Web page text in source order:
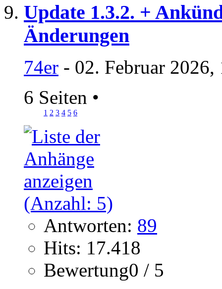
Update 1.3.2. +
Änderungen
74er - 02. Februar
6 Seiten •
1 2 3 4 5 6
Antworten: 89
Hits: 17.418
Bewertung0 / 5